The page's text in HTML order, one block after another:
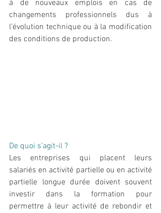
à de nouveaux emplois en cas de
changements professionnels dus à
l’évolution technique ou à la modification
des conditions de production.
De quoi s’agit-il ?
Les entreprises qui placent leurs
salariés en activité partielle ou en activité
partielle longue durée doivent souvent
investir dans la formation pour
permettre à leur activité de rebondir et